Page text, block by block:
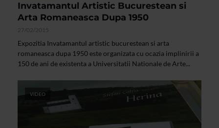
Invatamantul Artistic Bucurestean si
Arta Romaneasca Dupa 1950
27/02/2015
Expozitia Invatamantul artistic bucurestean si arta
romaneasca dupa 1950 este organizata cu ocazia implinirii a
150 de ani de existenta a Universitatii Nationale de Arte...
VIDEO